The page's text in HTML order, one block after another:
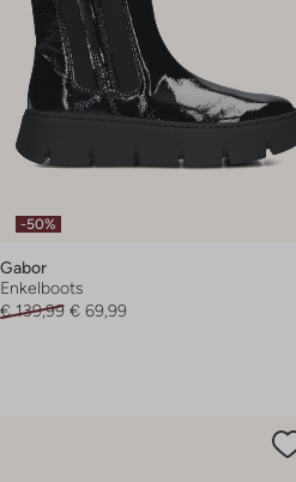
-50%
Gabor
Enkelboots
€ 139,99 € 69,99